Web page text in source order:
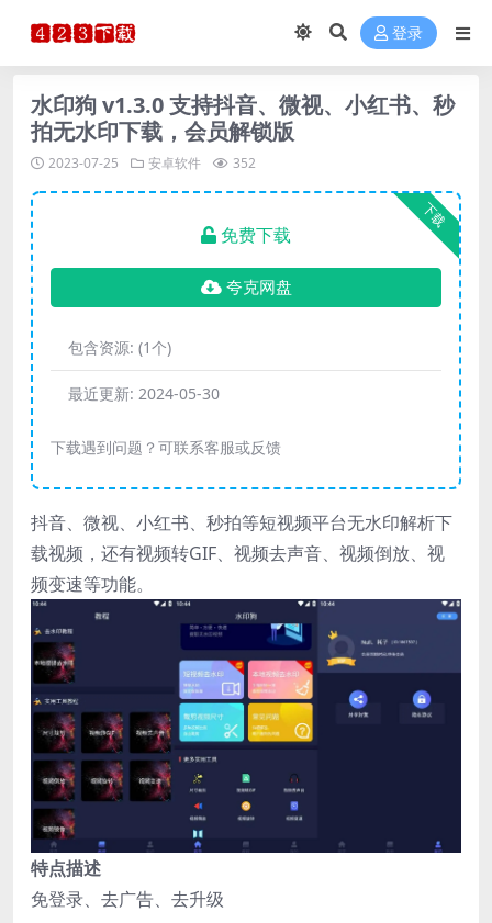
登录
水印狗 v1.3.0 支持抖音、微视、小红书、秒
拍无水印下载，会员解锁版
2023-07-25 安卓软件 352
下载
免费下载
夸克网盘
包含资源: (1个)
最近更新: 2024-05-30
下载遇到问题？可联系客服或反馈
抖音、微视、小红书、秒拍等短视频平台无水印解析下
载视频，还有视频转GIF、视频去声音、视频倒放、视
频变速等功能。
特点描述
免登录、去广告、去升级